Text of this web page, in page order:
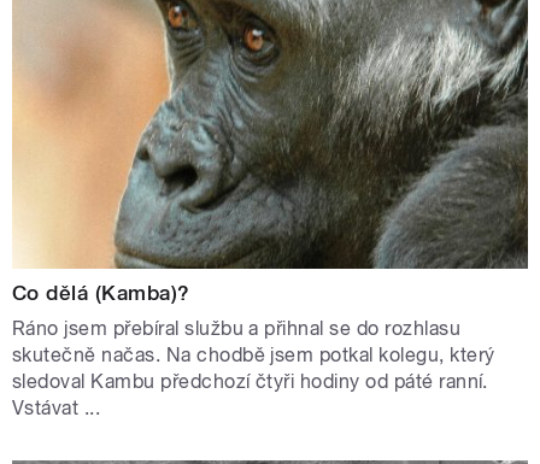
Co dělá (Kamba)?
Ráno jsem přebíral službu a přihnal se do rozhlasu
skutečně načas. Na chodbě jsem potkal kolegu, který
sledoval Kambu předchozí čtyři hodiny od páté ranní.
Vstávat ...